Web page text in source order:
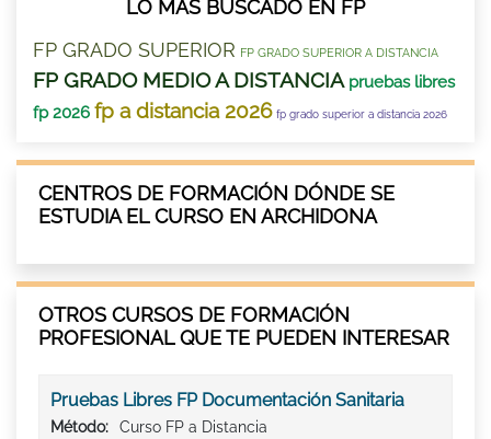
LO MÁS BUSCADO EN FP
FP GRADO SUPERIOR FP GRADO SUPERIOR A DISTANCIA
FP GRADO MEDIO A DISTANCIA pruebas libres
fp 2026 fp a distancia 2026 fp grado superior a distancia 2026
CENTROS DE FORMACIÓN DÓNDE SE
ESTUDIA EL CURSO EN ARCHIDONA
OTROS CURSOS DE FORMACIÓN
PROFESIONAL QUE TE PUEDEN INTERESAR
Pruebas Libres FP Documentación Sanitaria
Método:
Curso FP a Distancia